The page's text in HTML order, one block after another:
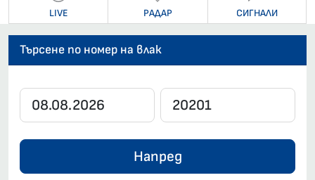
LIVE РАДАР СИГНАЛИ
Търсене по номер на влак
Напред